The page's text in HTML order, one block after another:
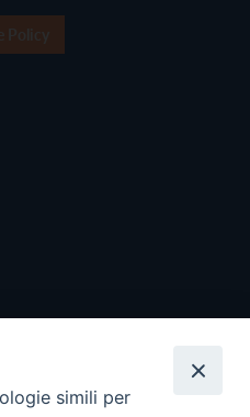
simili per